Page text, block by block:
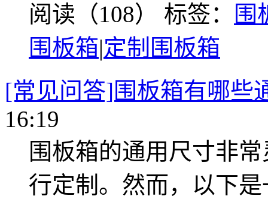
阅读（108） 标签：
围
围板箱|定制围板箱
[常见问答]围板箱有哪些
16:19
围板箱的通用尺寸非
行定制。然而，以下